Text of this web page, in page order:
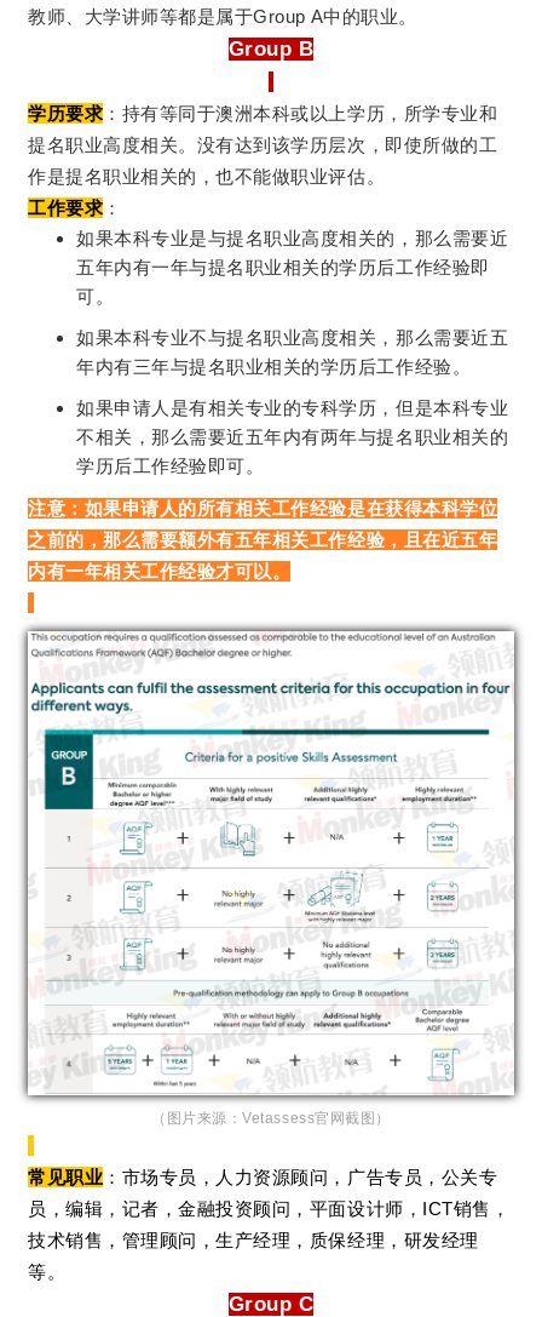
教师、大学讲师等都是属于Group A中的职业。
Group B
学历要求 ：持有等同于澳洲本科或以上学历，所学专业和
提名职业高度相关。没有达到该学历层次，即使所做的工
作是提名职业相关的，也不能做职业评估。
工作要求 ：
如果本科专业是与提名职业高度相关的，那么需要近
五年内有一年与提名职业相关的学历后工作经验即
可。
如果本科专业不与提名职业高度相关，那么需要近五
年内有三年与提名职业相关的学历后工作经验。
如果申请人是有相关专业的专科学历，但是本科专业
不相关，那么需要近五年内有两年与提名职业相关的
学历后工作经验即可。
注意：如果申请人的所有相关工作经验是在获得本科学位
之前的，那么需要额外有五年相关工作经验，且在近五年
内有一年相关工作经验才可以。
（图片来源：Vetassess官网截图）
常见职业 ：市场专员，人力资源顾问，广告专员，公关专
员，编辑，记者，金融投资顾问，平面设计师，ICT销售，
技术销售，管理顾问，生产经理，质保经理，研发经理
等。
Group C